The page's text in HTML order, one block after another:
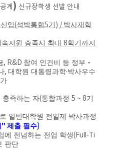
계 ) 신규장학생 선발 안내
입(석박통합5기 ) / 박사재학
속지원 충족시 최대 8학기까지
, R&D 참여 인건비 등 정부 ‧
, 대학원 대통령과학·박사우수
충족하는 자(통합과정 5 ~ 8기
일반대학원 전일제 박사과정
" 제출 필수)
에 전념하는 전업 학생(Full-Ti
판단